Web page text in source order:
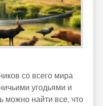
со всего мира
угодьями и
можно найти все, что